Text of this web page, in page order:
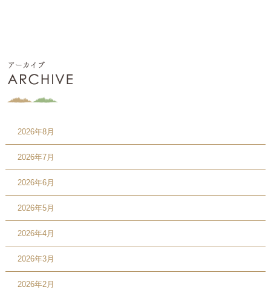
2026年8月
2026年7月
2026年6月
2026年5月
2026年4月
2026年3月
2026年2月